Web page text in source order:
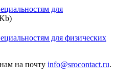
для
для физических
на почту info@srocontact.ru.